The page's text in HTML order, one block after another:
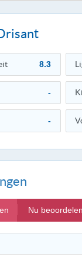
8.3
-
-
Nu beoordelen